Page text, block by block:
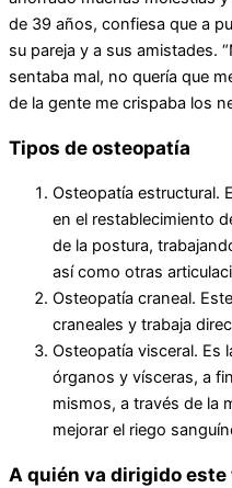
de 39 años, confiesa que a
su pareja y a sus amistades.
sentaba mal, no quería que
de la gente me crispaba los
Tipos de osteopatía
Osteopatía estructural.
en el restablecimiento
de la postura,
así como otras
Osteopatía craneal.
craneales y trabaja
Osteopatía visceral. Es
órganos y vísceras, a
mismos, a través de la
mejorar el riego
A quién va dirigido